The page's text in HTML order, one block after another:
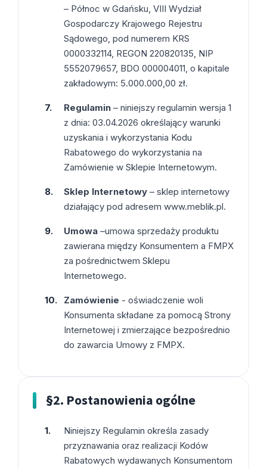
– Północ w Gdańsku, VIII Wydział
Gospodarczy Krajowego Rejestru
Sądowego, pod numerem KRS
0000332114, REGON 220820135, NIP
5552079657, BDO 000004011, o kapitale
zakładowym: 5.000.000,00 zł.
Regulamin – niniejszy regulamin wersja 1
z dnia: 03.04.2026 określający warunki
uzyskania i wykorzystania Kodu
Rabatowego do wykorzystania na
Zamówienie w Sklepie Internetowym.
Sklep Internetowy – sklep internetowy
działający pod adresem www.meblik.pl.
Umowa –umowa sprzedaży produktu
zawierana między Konsumentem a FMPX
za pośrednictwem Sklepu
Internetowego.
Zamówienie - oświadczenie woli
Konsumenta składane za pomocą Strony
Internetowej i zmierzające bezpośrednio
do zawarcia Umowy z FMPX.
§2. Postanowienia ogólne
Niniejszy Regulamin określa zasady
przyznawania oraz realizacji Kodów
Rabatowych wydawanych Konsumentom